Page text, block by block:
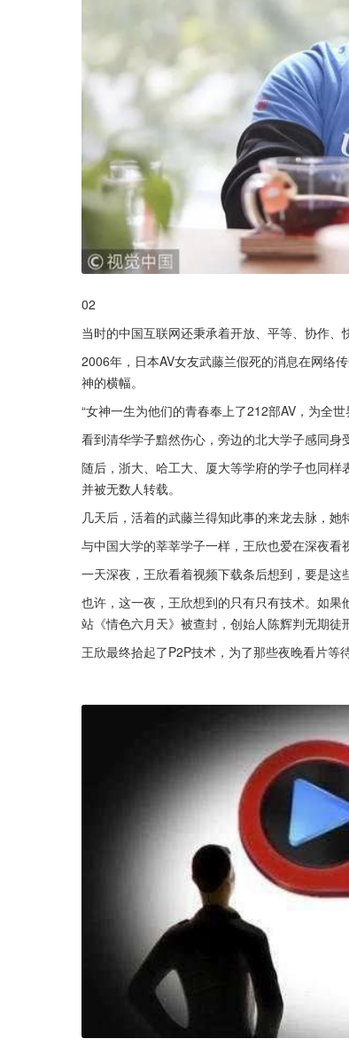
02
当时的中国互联网还秉承着开放、平等、协作、
2006年，日本AV女友武藤兰假死的消息在网络
神的横幅。
“女神一生为他们的青春奉上了212部AV，为全
看到清华学子黯然伤心，旁边的北大学子感同身
随后，浙大、哈工大、厦大等学府的学子也同样
并被无数人转载。
几天后，活着的武藤兰得知此事的来龙去脉，她
与中国大学的莘莘学子一样，王欣也爱在深夜看
一天深夜，王欣看着视频下载条后想到，要是这
也许，这一夜，王欣想到的只有只有技术。如
站《情色六月天》被查封，创始人陈辉判无期徒刑
王欣最终拾起了P2P技术，为了那些夜晚看片等待